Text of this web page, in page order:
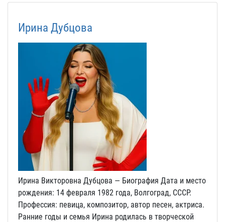
Ирина Дубцова
Ирина Викторовна Дубцова — Биография Дата и место
рождения: 14 февраля 1982 года, Волгоград, СССР.
Профессия: певица, композитор, автор песен, актриса.
Ранние годы и семья Ирина родилась в творческой